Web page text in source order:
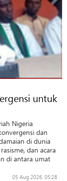
untuk
Nigeria
dan
di dunia
dan acara
di antara umat
05 Aug 2026, 05:28